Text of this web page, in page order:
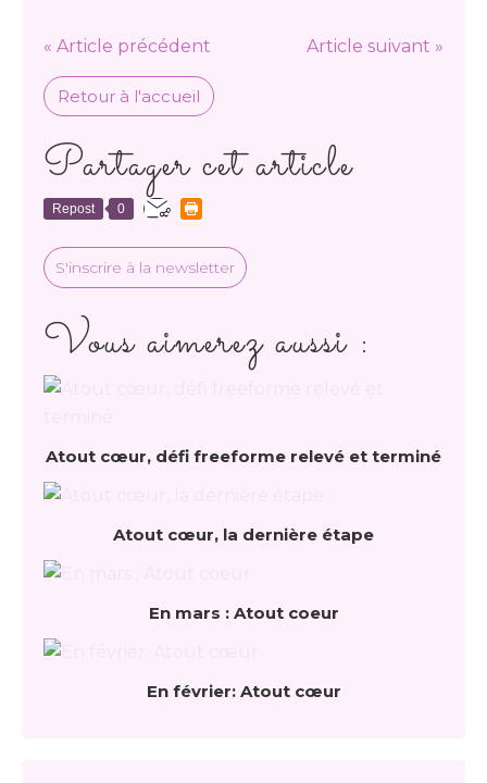
« Article précédent Article suivant »
Retour à l'accueil
Partager cet article
Repost 0
S'inscrire à la newsletter
Vous aimerez aussi :
Atout cœur, défi freeforme relevé et terminé
Atout cœur, la dernière étape
En mars : Atout coeur
En février: Atout cœur